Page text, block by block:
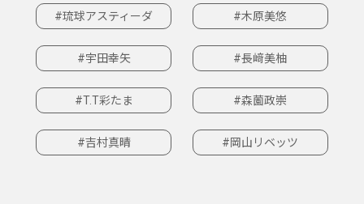
#琉球アスティーダ #木原美悠
#宇田幸矢 #長﨑美柚
#T.T彩たま #森薗政崇
#吉村真晴 #岡山リベッツ